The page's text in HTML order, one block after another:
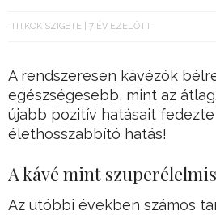
TITKOK SZIGETE 7 ÉV EZELŐTT
A rendszeresen kávézók
egészségesebb, mint az
újabb pozitív hatásait
élethosszabbító hatás!
A kávé mint
Az utóbbi években számos